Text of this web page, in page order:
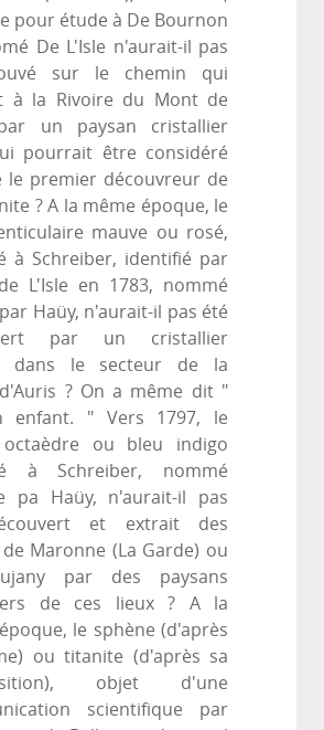
pour étude à De Bournon
De L'Isle n'aurait-il pas
sur le chemin qui
à la Rivoire du Mont de
un paysan cristallier
pourrait être considéré
le premier découvreur de
? A la même époque, le
mauve ou rosé,
à Schreiber, identifié par
L'Isle en 1783, nommé
Haüy, n'aurait-il pas été
par un cristallier
dans le secteur de la
? On a même dit "
enfant. " Vers 1797, le
ou bleu indigo
à Schreiber, nommé
pa Haüy, n'aurait-il pas
et extrait des
Maronne (La Garde) ou
par des paysans
de ces lieux ? A la
le sphène (d'après
ou titanite (d'après sa
objet d'une
scientifique par